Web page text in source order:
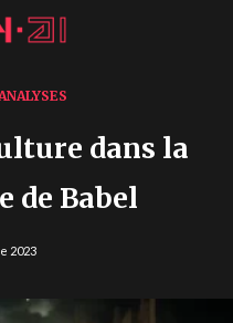
dans la
de Babel
2023